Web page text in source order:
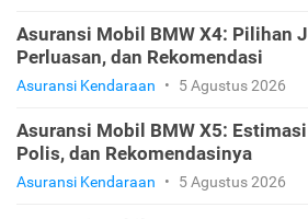
Asuransi Mobil BMW X4: Pilihan
Perluasan, dan Rekomendasi
Asuransi Kendaraan • 5 Agustus 2026
Asuransi Mobil BMW X5:
Polis, dan Rekomendasinya
Asuransi Kendaraan • 5 Agustus 2026